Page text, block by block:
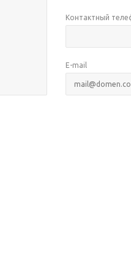
Контактный
E-mail